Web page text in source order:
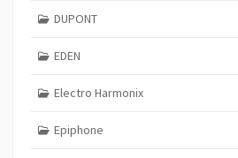
DUPONT
EDEN
Electro Harmonix
Epiphone